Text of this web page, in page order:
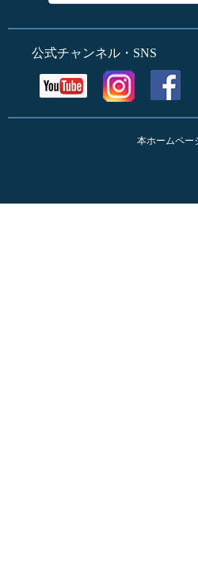
公式チャンネル・SNS
本ホームペー